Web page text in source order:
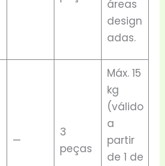
áreas
design
adas.
—
3
peças
Máx. 15
kg
(válido
a
partir
de 1 de